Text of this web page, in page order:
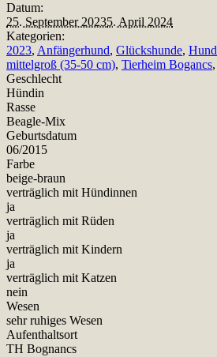
Datum:
25. September 20235. April 2024
Kategorien:
2023, Anfängerhund, Glückshunde,
mittelgroß (35-50 cm), Tierheim Bogancs,
Geschlecht
Hündin
Rasse
Beagle-Mix
Geburtsdatum
06/2015
Farbe
beige-braun
verträglich mit Hündinnen
ja
verträglich mit Rüden
ja
verträglich mit Kindern
ja
verträglich mit Katzen
nein
Wesen
sehr ruhiges Wesen
Aufenthaltsort
TH Bognancs